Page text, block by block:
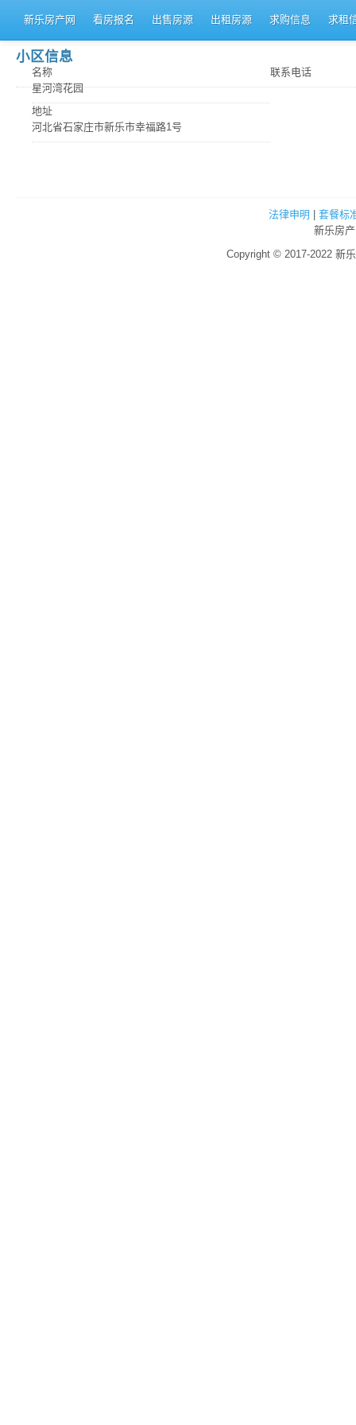
新乐房产网 看房报名 出售房源 出租房源 求购信息 求租
小区信息
名称
星河湾花园
地址
河北省石家庄市新乐市幸福路1号
联系电话
法律申明
套餐标
新乐房
Copyright © 2017-2022 新